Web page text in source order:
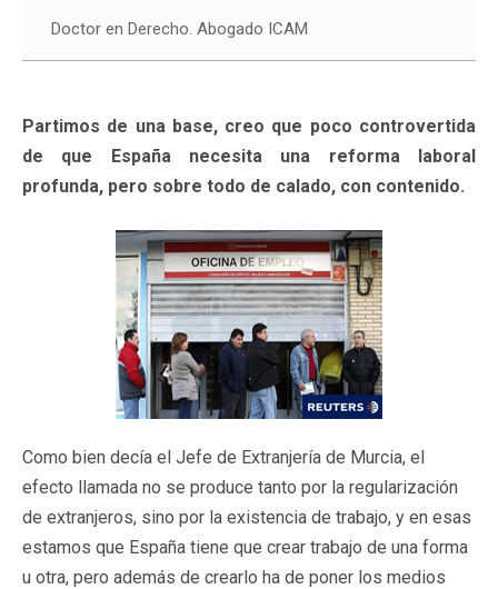
Doctor en Derecho. Abogado ICAM
Partimos de una base, creo que poco controvertida
de que España necesita una reforma laboral
profunda, pero sobre todo de calado, con contenido.
Como bien decía el Jefe de Extranjería de Murcia, el
efecto llamada no se produce tanto por la regularización
de extranjeros, sino por la existencia de trabajo, y en esas
estamos que España tiene que crear trabajo de una forma
u otra, pero además de crearlo ha de poner los medios